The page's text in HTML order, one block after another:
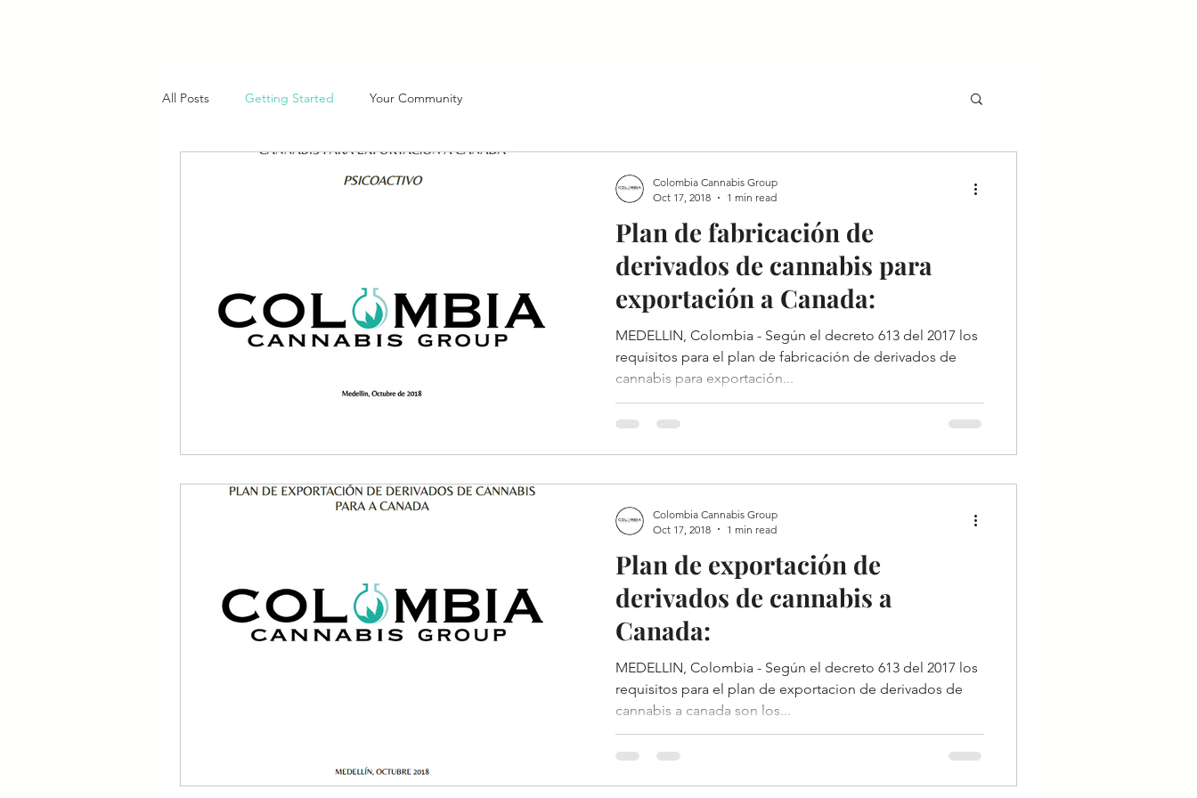
All Posts Getting Started Your Community
Plan de fabricación de
derivados de cannabis para
exportación a Canada:
MEDELLIN, Colombia - Según el decreto 613 del 2017 los
requisitos para el plan de fabricación de derivados de
cannabis para exportación...
Colombia Cannabis Group
Oct 17, 2018
1 min read
Plan de exportación de
derivados de cannabis a
Canada:
MEDELLIN, Colombia - Según el decreto 613 del 2017 los
requisitos para el plan de exportacion de derivados de
cannabis a canada son los...
Colombia Cannabis Group
Oct 17, 2018
1 min read